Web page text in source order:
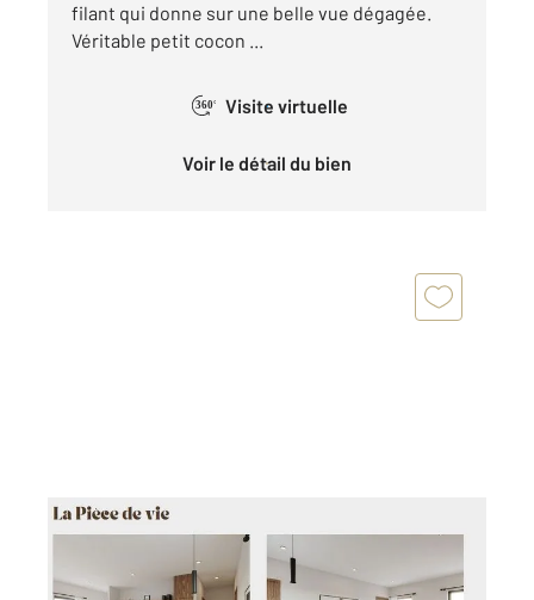
filant qui donne sur une belle vue dégagée.
Véritable petit cocon ...
360° Visite virtuelle
Voir le détail du bien
CAUTERETS 65
Ref : 4319